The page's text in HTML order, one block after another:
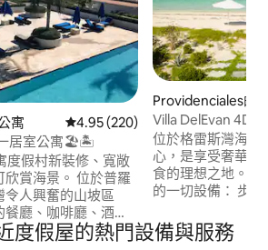
寓 從 220 則評價中獲得 4.95 的平均
4.95 (220)
居室公寓🏖🏝
假村新裝修、寬敞
景。 位於普羅
人興奮的山坡區
餐廳、咖啡廳、酒
值得注意的是，步行
Providenciales的
Villa DelEvan 4D/1
位於格雷斯灣海灘
心，是享受奢華、
食的理想之地。靠
的一切設備： 步行即可抵達4家餐廳：
's。 開車10分鐘即可抵達著名的島嶼Fish
Fry ，開車15分鐘
度假屋的熱門設備與服務